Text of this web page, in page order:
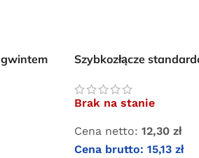
gwintem
Szybkozłącze
Brak na stanie
Cena netto: 12,30zł
Cena brutto:15,13zł